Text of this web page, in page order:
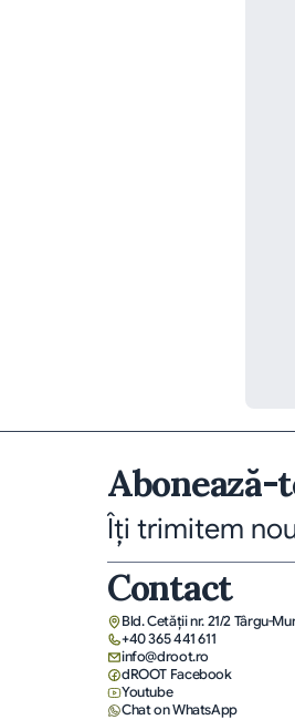
Îți trimitem
Contact
Bld. Cetății nr. 21/2 Târgu-
+40 365 441 611
info@droot.ro
dROOT Facebook
Youtube
Chat on WhatsApp